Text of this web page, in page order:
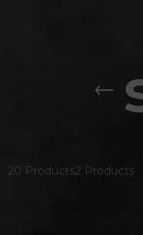
20 Products2 Products